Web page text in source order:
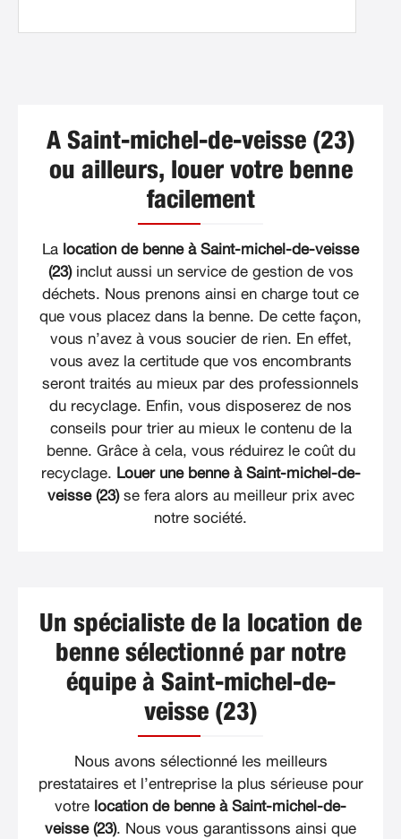
A Saint-michel-de-veisse (23)
ou ailleurs, louer votre benne
facilement
La location de benne à Saint-michel-de-veisse
(23)inclut aussi un service de gestion de vos
déchets. Nous prenons ainsi en charge tout ce
que vous placez dans la benne. De cette façon,
vous n’avez à vous soucier de rien. En effet,
vous avez la certitude que vos encombrants
seront traités au mieux par des professionnels
du recyclage. Enfin, vous disposerez de nos
conseils pour trier au mieux le contenu de la
benne. Grâce à cela, vous réduirez le coût du
recyclage. Louer une benne à Saint-michel-de-
veisse (23)se fera alors au meilleur prix avec
notre société.
Un spécialiste de la location de
benne sélectionné par notre
équipe à Saint-michel-de-
veisse (23)
Nous avons sélectionné les meilleurs
prestataires et l’entreprise la plus sérieuse pour
votre location de benne à Saint-michel-de-
veisse (23). Nous vous garantissons ainsi que